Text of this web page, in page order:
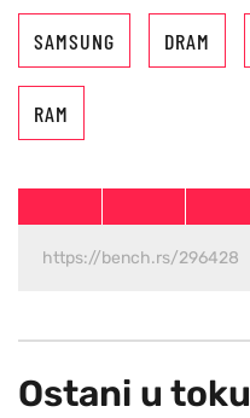
SAMSUNG DRAM
RAM
Ostani u toku